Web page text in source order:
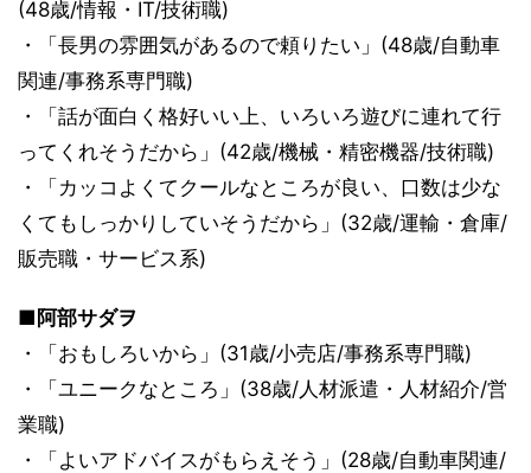
(48歳/情報・IT/技術職)
・「長男の雰囲気があるので頼りたい」(48歳/自動車
関連/事務系専門職)
・「話が面白く格好いい上、いろいろ遊びに連れて行
ってくれそうだから」(42歳/機械・精密機器/技術職)
・「カッコよくてクールなところが良い、口数は少な
くてもしっかりしていそうだから」(32歳/運輸・倉庫/
販売職・サービス系)
■阿部サダヲ
・「おもしろいから」(31歳/小売店/事務系専門職)
・「ユニークなところ」(38歳/人材派遣・人材紹介/営
業職)
・「よいアドバイスがもらえそう」(28歳/自動車関連/